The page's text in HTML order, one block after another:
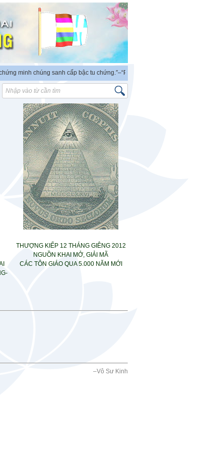
chúng sanh cấp bậc tu chứng.″–“PHẬT ra đời có thẩm quyền độc lập
THƯỢNG KIẾP 12 THÁNG GIÊNG 2012
NGUỒN KHAI MỞ, GIẢI MÃ
CÁC TÔN GIÁO QUA 5.000 NĂM MỚI
–Vô Sư Kinh